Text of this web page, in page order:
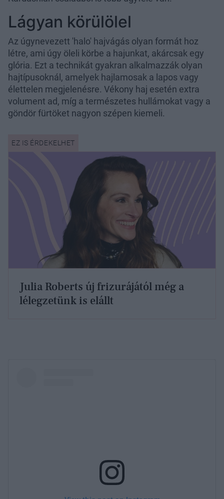
Lágyan körülölel
Az úgynevezett 'halo' hajvágás olyan formát hoz
létre, ami úgy öleli körbe a hajunkat, akárcsak egy
glória. Ezt a technikát gyakran alkalmazzák olyan
hajtípusoknál, amelyek hajlamosak a lapos vagy
élettelen megjelenésre. Vékony haj esetén extra
volument ad, míg a természetes hullámokat vagy a
göndör fürtöket nagyon szépen kiemeli.
Julia Roberts új frizurájától még a
lélegzetünk is elállt